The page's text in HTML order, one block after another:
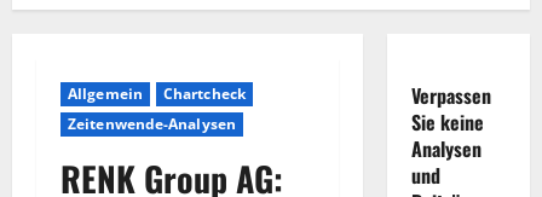
Allgemein
Chartcheck
Zeitenwende-Analysen
RENK Group AG:
Verpassen
Sie keine
Analysen
und